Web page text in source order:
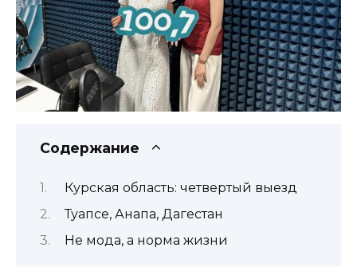
Содержание
Курская область: четвертый выезд
Туапсе, Анапа, Дагестан
Не мода, а норма жизни